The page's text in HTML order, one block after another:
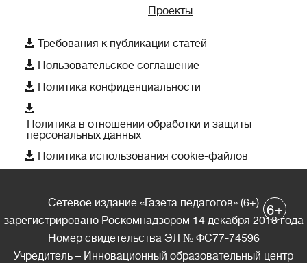
Проекты
 Требования к публикации статей
 Пользовательское соглашение
 Политика конфиденциальности

Политика в отношении обработки и защиты
персональных данных
 Политика использования cookie-файлов
Сетевое издание «Газета педагогов» (6+)
зарегистрировано Роскомнадзором 14 декабря 2018 года
Номер свидетельства ЭЛ № ФС77-74596
Учредитель – Инновационный образовательный центр
6+